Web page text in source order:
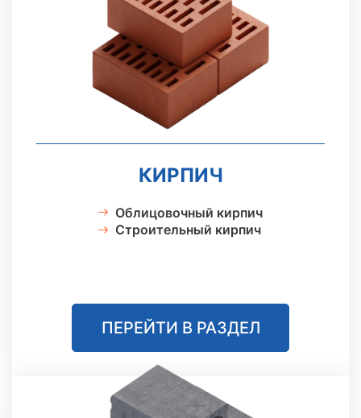
КИРПИЧ
Облицовочный кирпич
Строительный кирпич
ПЕРЕЙТИ В РАЗДЕЛ